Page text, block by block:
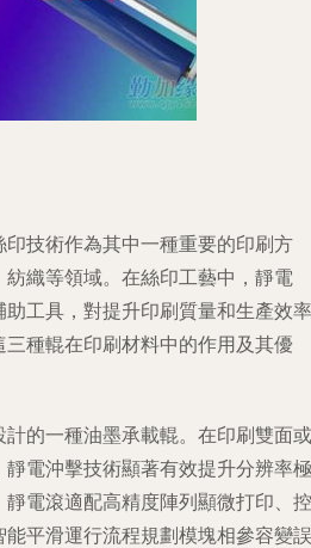
技術作為其中一種重要的印刷方
織等領域。在絲印工藝中，靜電
工具，對提升印刷質量和生產效率
種輥在印刷材料中的作用及其優
的一種油墨承載輥。在印刷雙面或
電沖擊技術顯著有效提升分辨率極
電滾適配高精度陣列顯微打印、控
平滑運行流程規劃模塊相參容變誤